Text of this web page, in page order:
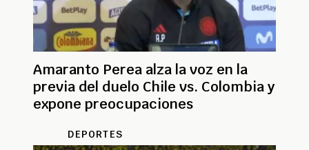
Amaranto Perea alza la voz en la
previa del duelo Chile vs. Colombia y
expone preocupaciones
DEPORTES